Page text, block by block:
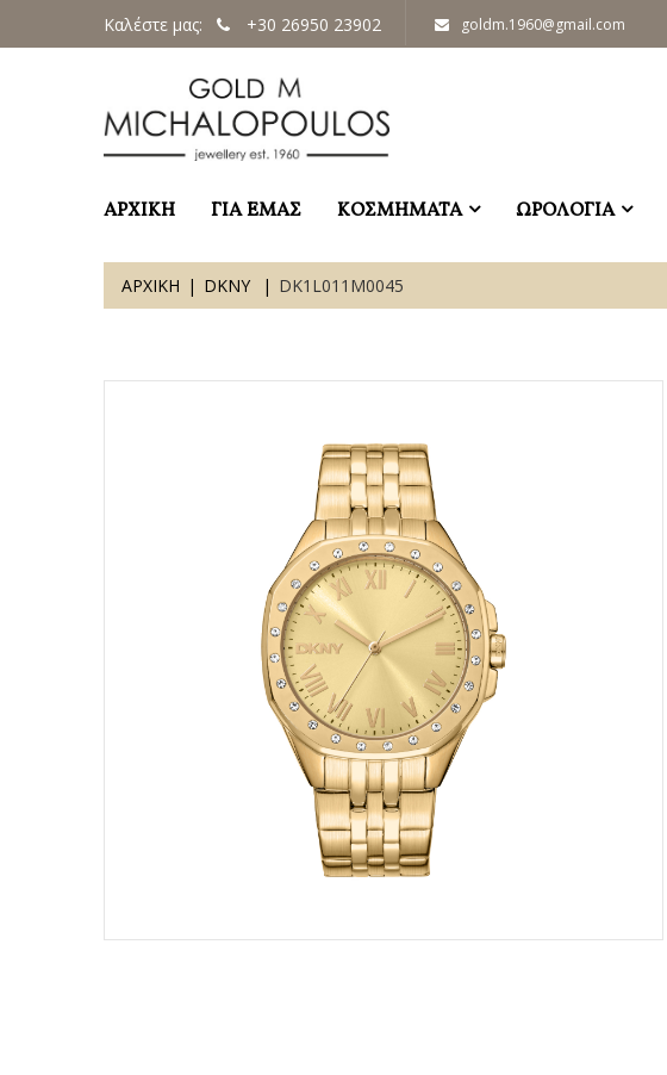
Καλέστε μας: +30 26950 23902 goldm.1960@gmail.com
ΑΡΧΙΚΗ ΓΙΑ ΕΜΑΣ ΚΟΣΜΗΜΑΤΑ ΩΡΟΛΟΓΙΑ
ΑΡΧΙΚΗ DKNY DK1L011M0045